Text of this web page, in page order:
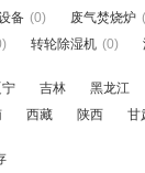
备 (0) 废气焚烧炉
转轮除湿机 (0)
吉林 黑龙江
西藏 陕西 甘